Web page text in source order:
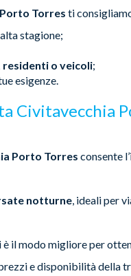
Torres ti
stagione;
o veicoli;
esigenze.
Civitavecchia
Porto Torres consente
notturne , ideali per
il modo migliore per
e disponibilità della